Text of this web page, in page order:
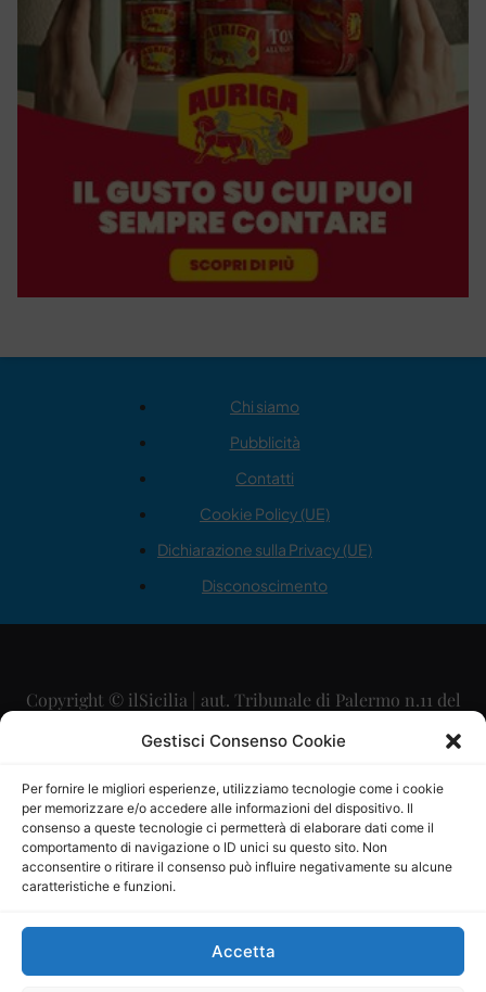
Gestisci Consenso Cookie
Per fornire le migliori esperienze, utilizziamo tecnologie come i cookie
per memorizzare e/o accedere alle informazioni del dispositivo. Il
consenso a queste tecnologie ci permetterà di elaborare dati come il
comportamento di navigazione o ID unici su questo sito. Non
acconsentire o ritirare il consenso può influire negativamente su alcune
caratteristiche e funzioni.
Accetta
Chi siamo
Pubblicità
Contatti
Cookie Policy (UE)
Dichiarazione sulla Privacy (UE)
Disconoscimento
Copyright © ilSicilia | aut. Tribunale di Palermo n.11 del
29/09/2015
Direttore Editoriale: Maurizio Scaglione
Direttore Responsabile: Maria Calabrese
P.IVA: 06334930820
Mercurio Comunicazione Società Cooperativa a r.l. è